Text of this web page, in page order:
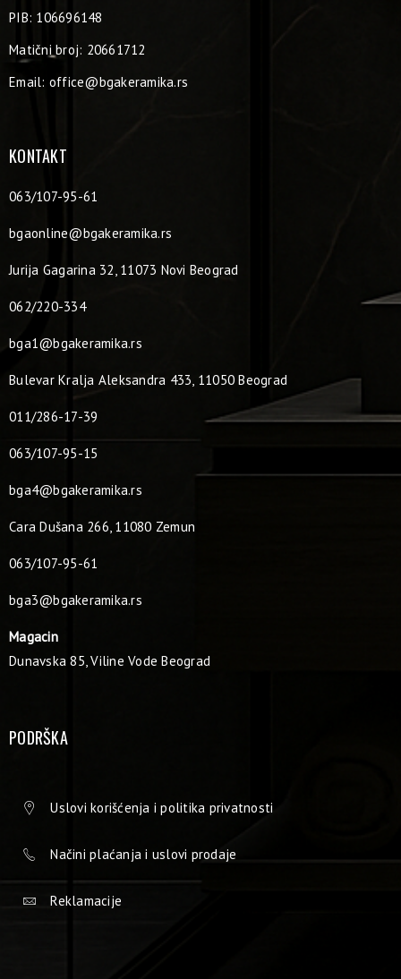
PIB: 106696148
Matični broj: 20661712
Email: office@bgakeramika.rs
KONTAKT
063/107-95-61
bgaonline@bgakeramika.rs
Jurija Gagarina 32, 11073 Novi Beograd
062/220-334
bga1@bgakeramika.rs
Bulevar Kralja Aleksandra 433, 11050 Beograd
011/286-17-39
063/107-95-15
bga4@bgakeramika.rs
Cara Dušana 266, 11080 Zemun
063/107-95-61
bga3@bgakeramika.rs
Magacin
Dunavska 85, Viline Vode Beograd
PODRŠKA
Uslovi korišćenja i politika privatnosti
Načini plaćanja i uslovi prodaje
Reklamacije